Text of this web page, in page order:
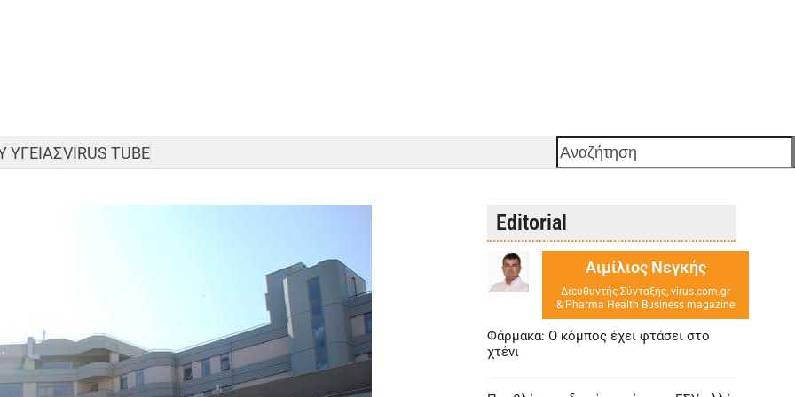
ΥΓΕΙΑΣVIRUS TUBE Αναζήτηση
Editorial
Αιμίλιος Νεγκής
Διευθυντής Σύνταξης, virus.com.gr
& Pharma Health Business magazine
Φάρμακα: Ο κόμπος έχει φτάσει στο
χτένι